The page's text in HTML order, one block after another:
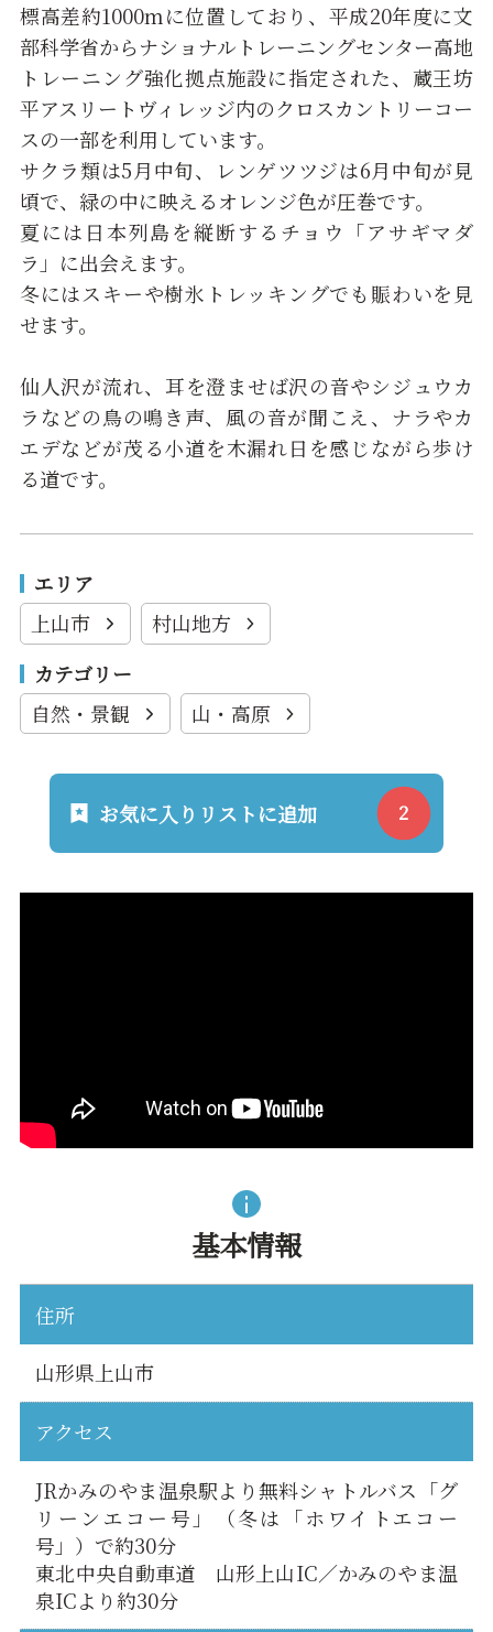
標高差約1000mに位置しており、平成20年度に文
部科学省からナショナルトレーニングセンター高地
トレーニング強化拠点施設に指定された、蔵王坊
平アスリートヴィレッジ内のクロスカントリーコー
スの一部を利用しています。
サクラ類は5月中旬、レンゲツツジは6月中旬が見
頃で、緑の中に映えるオレンジ色が圧巻です。
夏には日本列島を縦断するチョウ「アサギマダ
ラ」に出会えます。
冬にはスキーや樹氷トレッキングでも賑わいを見
せます。
仙人沢が流れ、耳を澄ませば沢の音やシジュウカ
ラなどの鳥の鳴き声、風の音が聞こえ、ナラやカ
エデなどが茂る小道を木漏れ日を感じながら歩け
る道です。
エリア
上山市
村山地方
カテゴリー
自然・景観
山・高原
お気に入りリストに追加
基本情報
住所
山形県上山市
アクセス
JRかみのやま温泉駅より無料シャトルバス「グ
リーンエコー号」（冬は「ホワイトエコー
号」）で約30分
東北中央自動車道 山形上山IC／かみのやま温
泉ICより約30分